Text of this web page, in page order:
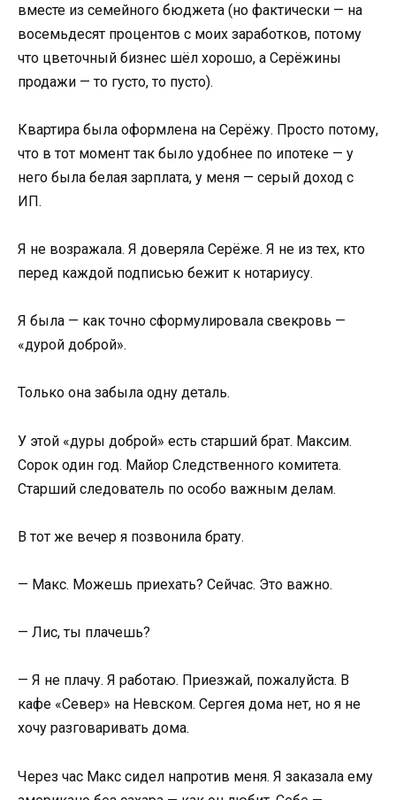
вместе из семейного бюджета (но фактически — на
восемьдесят процентов с моих заработков, потому
что цветочный бизнес шёл хорошо, а Серёжины
продажи — то густо, то пусто).
Квартира была оформлена на Серёжу. Просто потому,
что в тот момент так было удобнее по ипотеке — у
него была белая зарплата, у меня — серый доход с
ИП.
Я не возражала. Я доверяла Серёже. Я не из тех, кто
перед каждой подписью бежит к нотариусу.
Я была — как точно сформулировала свекровь —
«дурой доброй».
Только она забыла одну деталь.
У этой «дуры доброй» есть старший брат. Максим.
Сорок один год. Майор Следственного комитета.
Старший следователь по особо важным делам.
В тот же вечер я позвонила брату.
— Макс. Можешь приехать? Сейчас. Это важно.
— Лис, ты плачешь?
— Я не плачу. Я работаю. Приезжай, пожалуйста. В
кафе «Север» на Невском. Сергея дома нет, но я не
хочу разговаривать дома.
Через час Макс сидел напротив меня. Я заказала ему